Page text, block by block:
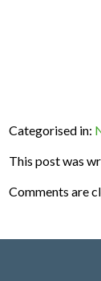
Categorised in:
This post was
Comments are